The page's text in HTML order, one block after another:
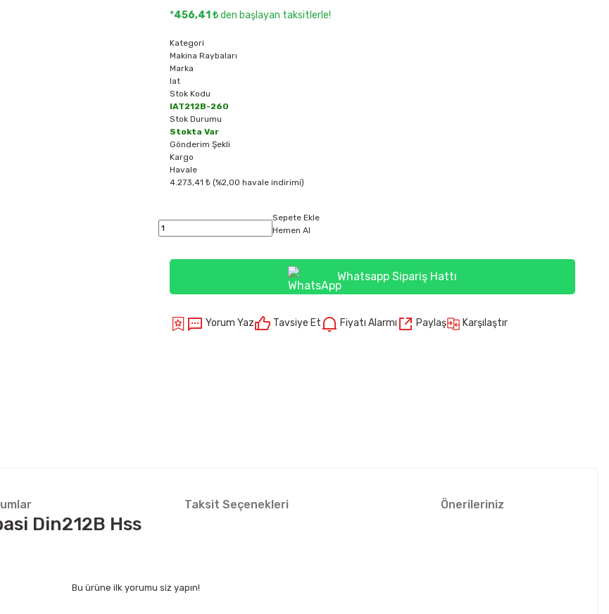
*456,41 ₺den başlayan taksitlerle!
Kategori
Makina Raybaları
Marka
Iat
Stok Kodu
IAT212B-260
Stok Durumu
Stokta Var
Gönderim Şekli
Kargo
Havale
4.273,41 ₺ (%2,00 havale indirimi)
Sepete Ekle
Hemen Al
Whatsapp Sipariş Hattı
Yorum Yaz Tavsiye Et Fiyatı Alarmı Paylaş Karşılaştır
Taksit Seçenekleri Önerileriniz
Din212B Hss
Bu ürüne ilk yorumu siz yapın!